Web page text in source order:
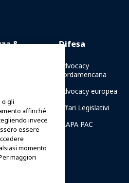
&
sulla sicurezza
la sicurezza
la sicurezza
Difesa
Advocacy
nordamericana
Advocacy europea
Affari Legislativi
IAAPA PAC
o gli
affinché
invece
essere
momento
maggiori